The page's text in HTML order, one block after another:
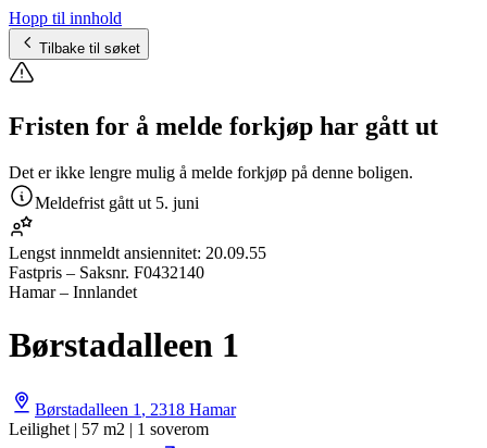
Hopp til innhold
Tilbake til søket
Fristen for å melde forkjøp har gått ut
Det er ikke lengre mulig å melde forkjøp på denne boligen.
Meldefrist gått ut 5. juni
Lengst innmeldt ansiennitet: 20.09.55
Fastpris – Saksnr. F0432140
Hamar – Innlandet
Børstadalleen 1
Børstadalleen 1 , 2318 Hamar
Leilighet | 57 m2 | 1 soverom